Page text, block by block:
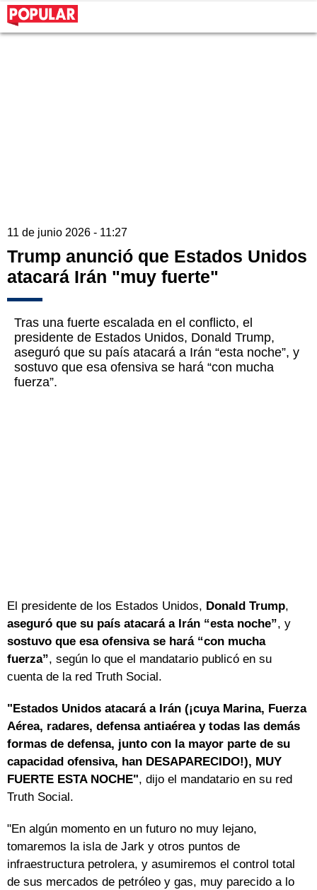
11 de junio 2026 - 11:27
Trump anunció que Estados Unidos
atacará Irán "muy fuerte"
Tras una fuerte escalada en el conflicto, el
presidente de Estados Unidos, Donald Trump,
aseguró que su país atacará a Irán “esta noche”, y
sostuvo que esa ofensiva se hará “con mucha
fuerza”.
El presidente de los Estados Unidos, Donald Trump,
aseguró que su país atacará a Irán “esta noche”, y
sostuvo que esa ofensiva se hará “con mucha
fuerza”, según lo que el mandatario publicó en su
cuenta de la red Truth Social.
"Estados Unidos atacará a Irán (¡cuya Marina, Fuerza
Aérea, radares, defensa antiaérea y todas las demás
formas de defensa, junto con la mayor parte de su
capacidad ofensiva, han DESAPARECIDO!), MUY
FUERTE ESTA NOCHE", dijo el mandatario en su red
Truth Social.
"En algún momento en un futuro no muy lejano,
tomaremos la isla de Jark y otros puntos de
infraestructura petrolera, y asumiremos el control total
de sus mercados de petróleo y gas, muy parecido a lo